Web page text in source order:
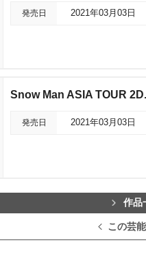
発売日 2021年03月03日
Snow Man ASIA TOUR
発売日 2021年03月03日
作品
この芸